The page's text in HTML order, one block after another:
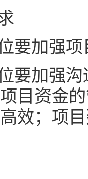
要加强
要加强
目资金
效；项